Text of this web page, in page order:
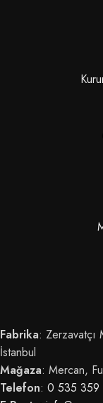
Fabrika:
İstanbul
Mağaza: Mercan,
Telefon: 0 535 359